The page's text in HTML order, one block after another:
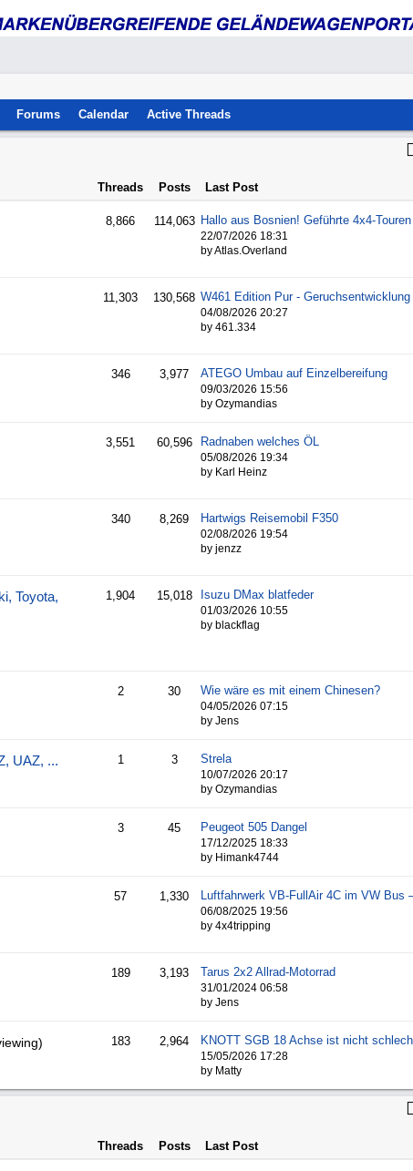
Forums Calendar Active Threads
Threads Posts Last Post
8,866 114,063
22/07/2026 18:31
by Atlas.Overland
11,303 130,568
04/08/2026 20:27
by 461.334
346 3,977 ATEGO Umbau auf Einzelbereifung
09/03/2026 15:56
by Ozymandias
3,551 60,596 Radnaben welches ÖL
05/08/2026 19:34
by Karl Heinz
340 8,269 Hartwigs Reisemobil F350
02/08/2026 19:54
by jenzz
Toyota,
1,904 15,018 Isuzu DMax blatfeder
01/03/2026 10:55
by blackflag
2 30 Wie wäre es mit einem Chinesen?
04/05/2026 07:15
by Jens
UAZ, ... 1 3 Strela
10/07/2026 20:17
by Ozymandias
3 45 Peugeot 505 Dangel
17/12/2025 18:33
by Himank4744
57 1,330
06/08/2025 19:56
by 4x4tripping
189 3,193 Tarus 2x2 Allrad-Motorrad
31/01/2024 06:58
by Jens
183 2,964
15/05/2026 17:28
by Matty
Threads Posts Last Post